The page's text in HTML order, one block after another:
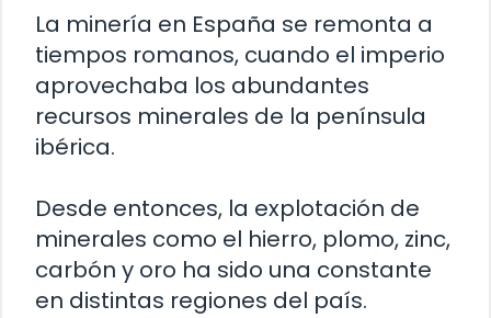
La minería en España se remonta a
tiempos romanos, cuando el imperio
aprovechaba los abundantes
recursos minerales de la península
ibérica.
Desde entonces, la explotación de
minerales como el hierro, plomo, zinc,
carbón y oro ha sido una constante
en distintas regiones del país.